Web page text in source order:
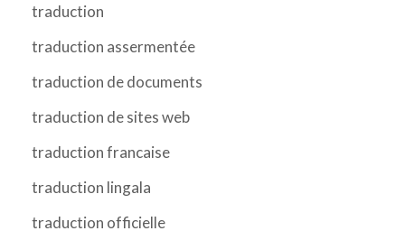
traduction
traduction assermentée
traduction de documents
traduction de sites web
traduction francaise
traduction lingala
traduction officielle